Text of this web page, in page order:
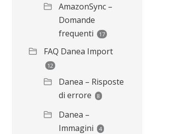
AmazonSync –
Domande
frequenti
17
FAQ Danea Import
12
Danea – Risposte
di errore
8
Danea –
Immagini
4